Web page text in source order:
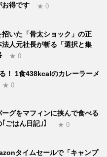
お得です
★ 0
招いた「骨太ショック」の正
人元社長が斬る「選択と集
★ 0
！ 1食438kcalのカレーラーメ
★ 0
グをマフィンに挟んで食べる
ごはん日記｣】
★ 0
タイムセールで「キャンプ